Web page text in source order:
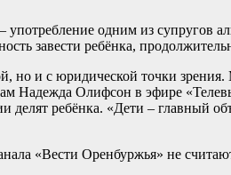
употребление одним из супругов
завести ребёнка,
но и с юридической точки
Надежда Олифсон в эфире
делят ребёнка. «Дети –
«Вести Оренбуржья» не